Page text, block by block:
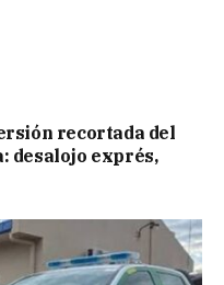
recortada del
desalojo exprés,